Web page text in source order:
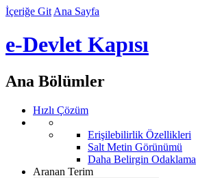
İçeriğe Git Ana Sayfa
e-Devlet Kapısı
Ana Bölümler
Hızlı Çözüm
Erişilebilirlik Özellikleri
Salt Metin Görünümü
Daha Belirgin Odaklama
Aranan Terim